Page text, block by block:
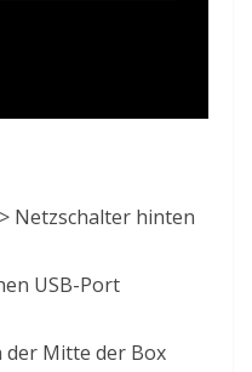
Netzschalter hinten
USB-Port
der Mitte der Box